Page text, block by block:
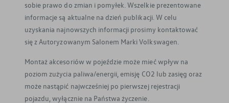
sobie prawo do zmian i pomyłek. Wszelkie prezentowane
informacje są aktualne na dzień publikacji. W celu
uzyskania najnowszych informacji prosimy kontaktować
się z Autoryzowanym Salonem Marki Volkswagen.
Montaż akcesoriów w pojeździe może mieć wpływ na
poziom zużycia paliwa/energii, emisję CO2 lub zasięg oraz
może nastąpić najwcześniej po pierwszej rejestracji
pojazdu, wyłącznie na Państwa życzenie.